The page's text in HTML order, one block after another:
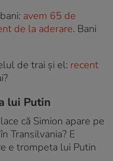
avem 65 de
de la aderare. Bani
de trai și el: recent
lui Putin
că Simion apare pe
Transilvania? E
e trompeta lui Putin